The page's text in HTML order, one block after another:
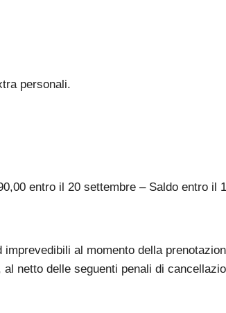
personali.
entro il 20 settembre – Saldo entro il
al momento della
netto delle seguenti penali di